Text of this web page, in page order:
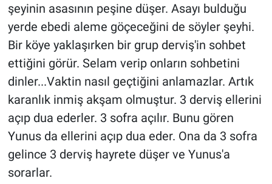
şeyinin asasının peşine düşer. Asayı bulduğu
yerde ebedi aleme göçeceğini de söyler şeyhi.
Bir köye yaklaşırken bir grup derviş'in sohbet
ettiğini görür. Selam verip onların sohbetini
dinler...Vaktin nasıl geçtiğini anlamazlar. Artık
karanlık inmiş akşam olmuştur. 3 derviş ellerini
açıp dua ederler. 3 sofra açılır. Bunu gören
Yunus da ellerini açıp dua eder. Ona da 3 sofra
gelince 3 derviş hayrete düşer ve Yunus'a
sorarlar.